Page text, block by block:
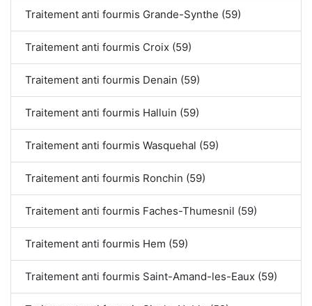
Traitement anti fourmis Grande-Synthe (59)
Traitement anti fourmis Croix (59)
Traitement anti fourmis Denain (59)
Traitement anti fourmis Halluin (59)
Traitement anti fourmis Wasquehal (59)
Traitement anti fourmis Ronchin (59)
Traitement anti fourmis Faches-Thumesnil (59)
Traitement anti fourmis Hem (59)
Traitement anti fourmis Saint-Amand-les-Eaux (59)